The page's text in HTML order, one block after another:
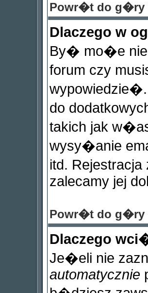
Powr�t do g�ry
Dlaczego w
By� mo�e nie
forum czy
do
takich jak
wysy�anie
itd.
zalecamy jej
Powr�t do g�ry
Dlaczego
Je�eli nie
automatycznie